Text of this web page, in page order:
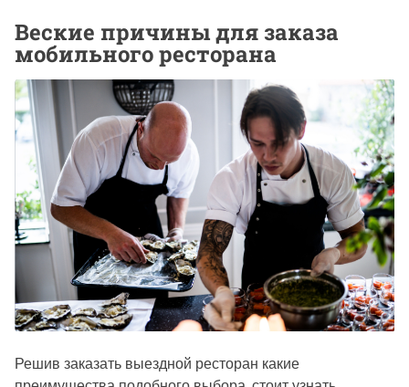
Веские причины для заказа
мобильного ресторана
Решив заказать выездной ресторан какие